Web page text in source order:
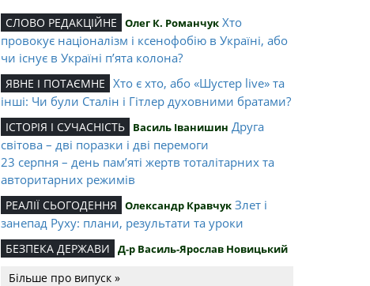
СЛОВО РЕДАКЦІЙНЕ Олег К. Романчук Хто
провокує націоналізм і ксенофобію в Україні, або
чи існує в Україні п’ята колона?
ЯВНЕ І ПОТАЄМНЕ Хто є хто, або «Шустер live» та
інші: Чи були Сталін і Гітлер духовними братами?
ІСТОРІЯ І СУЧАСНІСТЬ Василь Іванишин Друга
світова – дві поразки і дві перемоги
23 серпня – день пам’яті жертв тоталітарних та
авторитарних режимів
РЕАЛІЇ СЬОГОДЕННЯ Олександр Кравчук Злет і
занепад Руху: плани, результати та уроки
БЕЗПЕКА ДЕРЖАВИ Д-р Василь-Ярослав Новицький
Більше про випуск »